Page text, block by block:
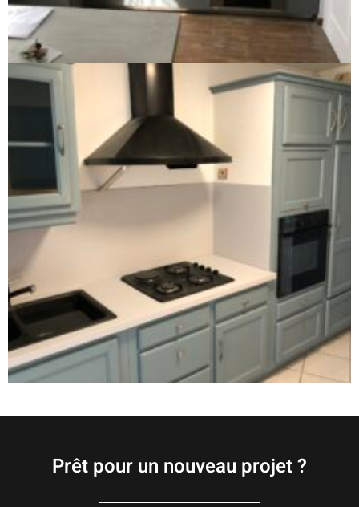
Prêt pour un nouveau projet ?